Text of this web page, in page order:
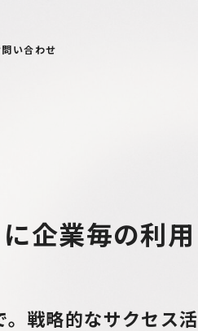
問い合わせ
企業毎の利用
戦略的なサクセス活